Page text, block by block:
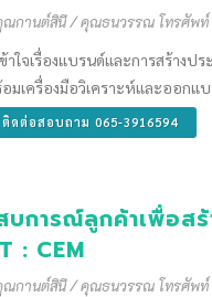
ณกานต์สินี / คุณธนวรรณ โทรศัพ
าใจเรื่องแบรนด์และการสร้าง
อมเครื่องมือวิเคราะห์และออ
ติดต่อสอบถาม 065-3916594
บการณ์ลูกค้าเพื่อส
: CEM
ณกานต์สินี / คุณธนวรรณ โทรศัพ